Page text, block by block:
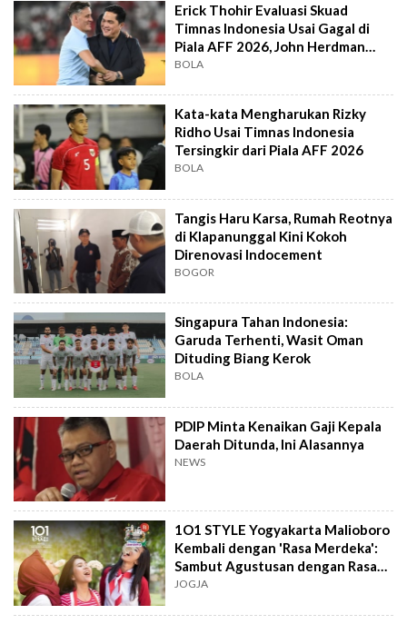
Erick Thohir Evaluasi Skuad
Timnas Indonesia Usai Gagal di
Piala AFF 2026, John Herdman
Out?
BOLA
Kata-kata Mengharukan Rizky
Ridho Usai Timnas Indonesia
Tersingkir dari Piala AFF 2026
BOLA
Tangis Haru Karsa, Rumah Reotnya
di Klapanunggal Kini Kokoh
Direnovasi Indocement
BOGOR
Singapura Tahan Indonesia:
Garuda Terhenti, Wasit Oman
Dituding Biang Kerok
BOLA
PDIP Minta Kenaikan Gaji Kepala
Daerah Ditunda, Ini Alasannya
NEWS
1O1 STYLE Yogyakarta Malioboro
Kembali dengan 'Rasa Merdeka':
Sambut Agustusan dengan Rasa
dan Tawa
JOGJA